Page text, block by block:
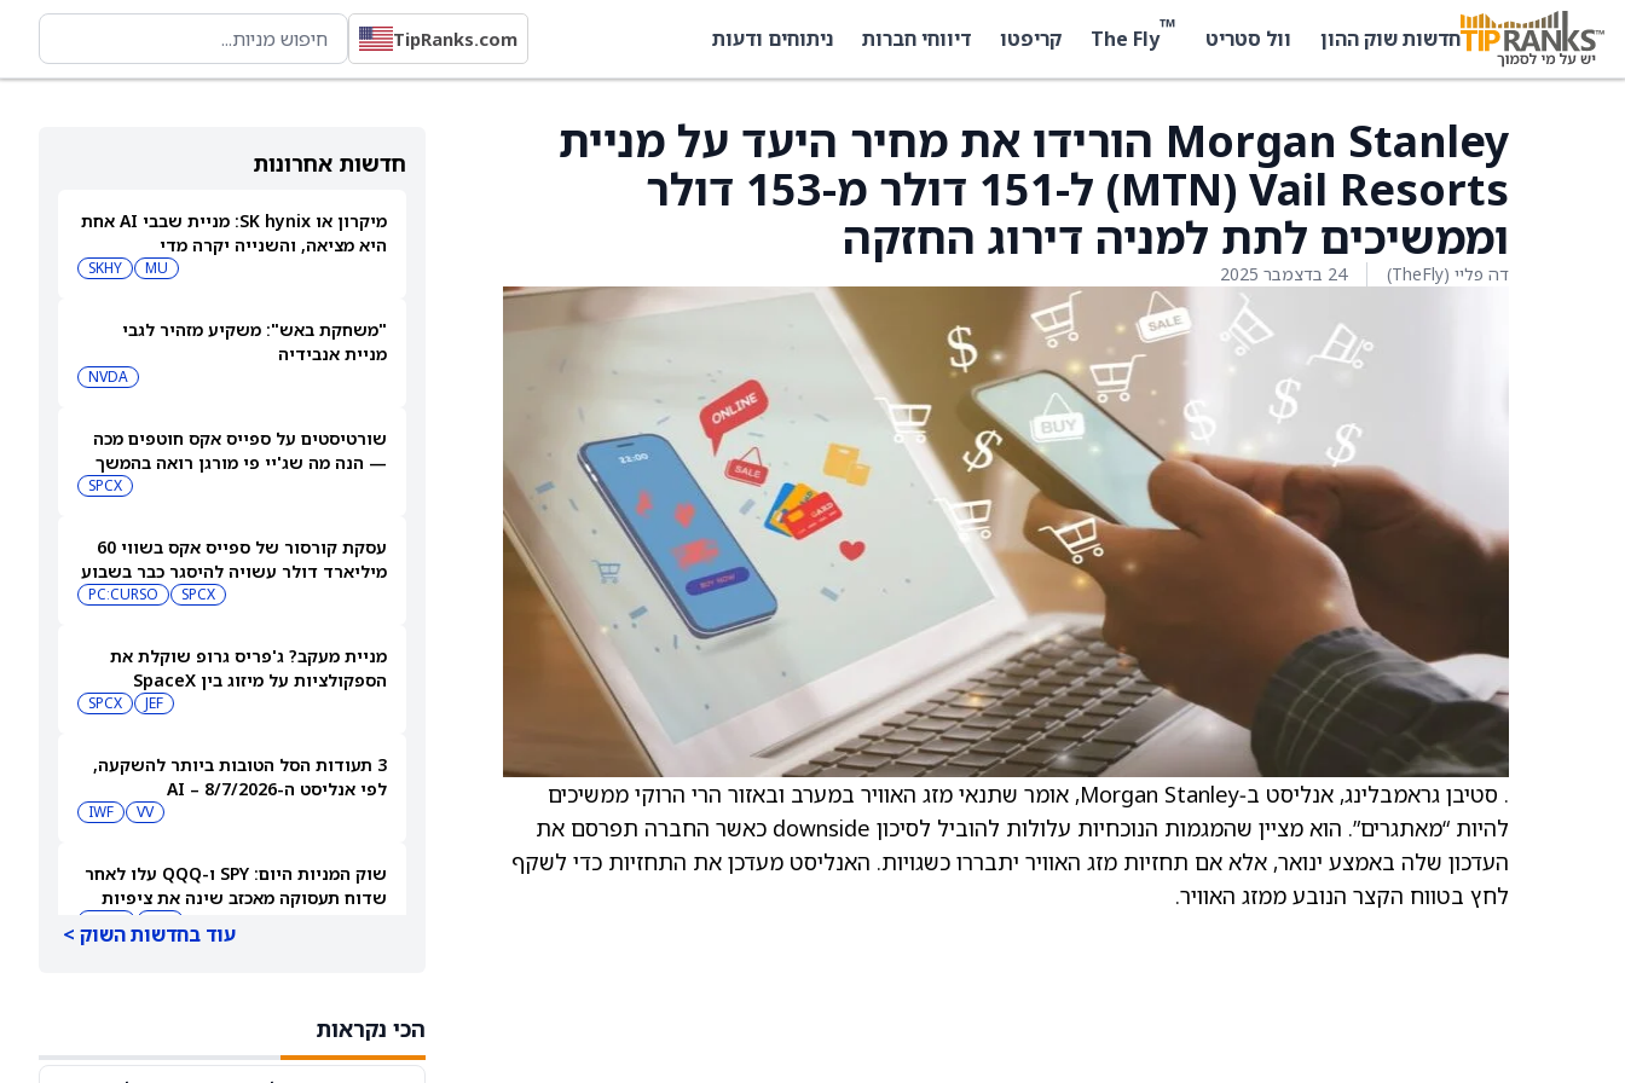
חדשות שוק ההון וול סטריט ™
The Fly קריפטו דיווחי חברות ניתוחים ודעות TipRanks.com
חדשות אחרונות
מיקרון או SK hynix: מניית שבבי AI אחת
היא מציאה, והשנייה יקרה מדי
MU
SKHY
"משחקת באש": משקיע מזהיר לגבי
מניית אנבידיה
NVDA
שורטיסטים על ספייס אקס חוטפים מכה
— הנה מה שג'יי פי מורגן רואה בהמשך
SPCX
עסקת קורסור של ספייס אקס בשווי 60
מיליארד דולר עשויה להיסגר כבר בשבוע
SPCX
PC:CURSO
מניית מעקב? ג'פריס גרופ שוקלת את
הספקולציות על מיזוג בין SpaceX
JEF
SPCX
3 תעודות הסל הטובות ביותר להשקעה,
לפי אנליסט ה-AI – 8/7/2026
VV
IWF
שוק המניות היום: SPY ו-QQQ עלו לאחר
שדוח תעסוקה מאכזב שינה את ציפיות
עוד בחדשות השוק >
הכי נקראות
Morgan Stanley הורידו את מחיר היעד על מניית
Vail Resorts ‏(MTN) ל-151 דולר מ-153 דולר
וממשיכים לתת למניה דירוג החזקה
דה פליי (TheFly) 24 בדצמבר 2025
. סטיבן גראמבלינג, אנליסט ב‑Morgan Stanley, אומר שתנאי מזג האוויר במערב ובאזור הרי הרוקי ממשיכים
להיות “מאתגרים”. הוא מציין שהמגמות הנוכחיות עלולות להוביל לסיכון downside כאשר החברה תפרסם את
העדכון שלה באמצע ינואר, אלא אם תחזיות מזג האוויר יתבררו כשגויות. האנליסט מעדכן את התחזיות כדי לשקף
לחץ בטווח הקצר הנובע ממזג האוויר.